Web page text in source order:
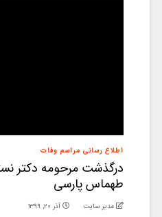
اطلاع رسانی مراسم وفات
درگذشت مرحومه دکتر
طهماس پارسی
مدیر سایت آذر ۲۰, ۱۳۹۹